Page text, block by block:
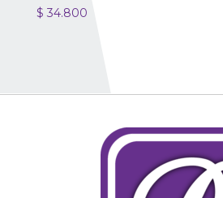
$ 34.800